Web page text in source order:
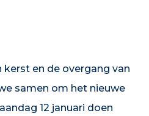
kerst en de overgang van
samen om het nieuwe
12 januari doen